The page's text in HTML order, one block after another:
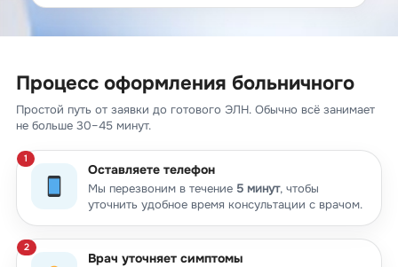
Процесс оформления больничного
Простой путь от заявки до готового ЭЛН. Обычно всё занимает
не больше 30–45 минут.
Оставляете телефон
Мы перезвоним в течение 5 минут, чтобы
уточнить удобное время консультации с врачом.
Врач уточняет симптомы